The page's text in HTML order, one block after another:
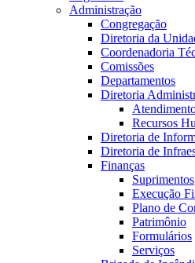
Administração
Congregação
Diretoria da
Coordenadoria
Comissões
Departamentos
Diretoria
Recursos
Diretoria de
Diretoria de
Finanças
Suprimentos
Execução
Plano de
Patrimônio
Formulários
Serviços